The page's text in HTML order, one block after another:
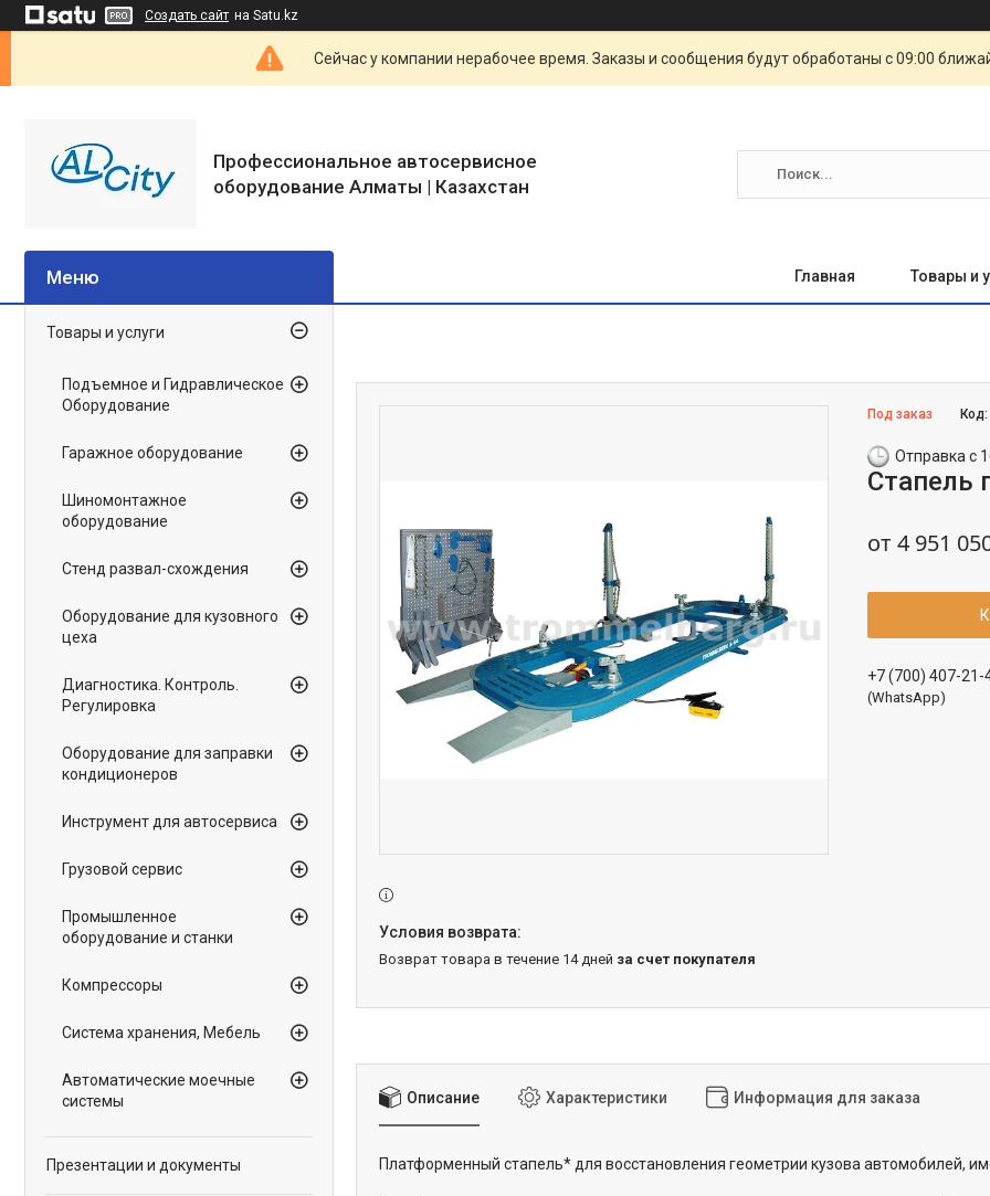
Создать сайт на Satu.kz
Сейчас у компании нерабочее время. Заказы и сообщения будут обработаны с 09:00
Профессиональное автосервисное
оборудование Алматы | Казахстан
Главная Товары и
Под заказ
Отправка с
Стапель
от4 951
+7 (700) 407-21-
(WhatsApp)
возврат товара в течение 14 дней за счет покупателя
Описание Характеристики Информация для заказа
Платформенный стапель* для восстановления геометрии кузова автомобилей,
Товары и услуги
Подъемное и Гидравлическое
Оборудование
Гаражное оборудование
Шиномонтажное
оборудование
Стенд развал-схождения
Оборудование для кузовного
цеха
Диагностика. Контроль.
Регулировка
Оборудование для заправки
кондиционеров
Инструмент для автосервиса
Грузовой сервис
Промышленное
оборудование и станки
Компрессоры
Система хранения, Мебель
Автоматические моечные
системы
Презентации и документы